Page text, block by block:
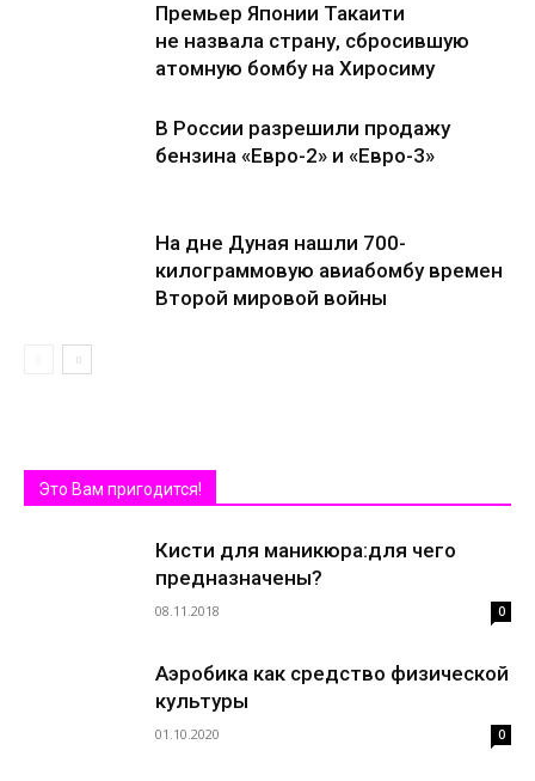
Премьер Японии Такаити
не назвала страну, сбросившую
атомную бомбу на Хиросиму
В России разрешили продажу
бензина «Евро-2» и «Евро-3»
На дне Дуная нашли 700-
килограммовую авиабомбу времен
Второй мировой войны
Это Вам пригодится!
Кисти для маникюра:для чего
предназначены?
08.11.2018 0
Аэробика как средство физической
культуры
01.10.2020 0